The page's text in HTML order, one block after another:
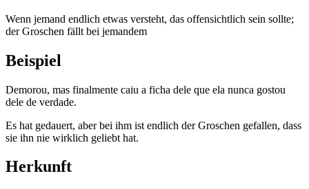
Wenn jemand endlich etwas versteht, das offensichtlich sein sollte;
der Groschen fällt bei jemandem
Beispiel
Demorou, mas finalmente caiu a ficha dele que ela nunca gostou
dele de verdade.
Es hat gedauert, aber bei ihm ist endlich der Groschen gefallen, dass
sie ihn nie wirklich geliebt hat.
Herkunft